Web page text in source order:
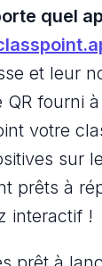
quel
et leur
fourni à
votre
sur
prêts à
interactif !